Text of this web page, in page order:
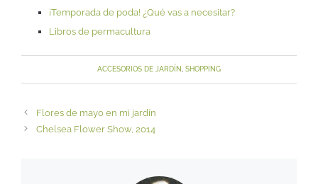
¡Temporada de poda! ¿Qué vas a necesitar?
Libros de permacultura
ACCESORIOS DE JARDÍN SHOPPING
Flores de mayo en mi jardín
Chelsea Flower Show, 2014